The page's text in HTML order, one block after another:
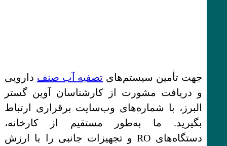
جهت تأمین سیستم‌های تصفیه آب صنف دارویی
و دریافت مشورت از کارشناسان آوین گستر
البرز، با شماره‌های وب‌سایت برقراری ارتباط
بگیرید. ما به‌طور مستقیم از کارخانه،
دستگاه‌های RO و تجهیزات جانبی را با ارزش